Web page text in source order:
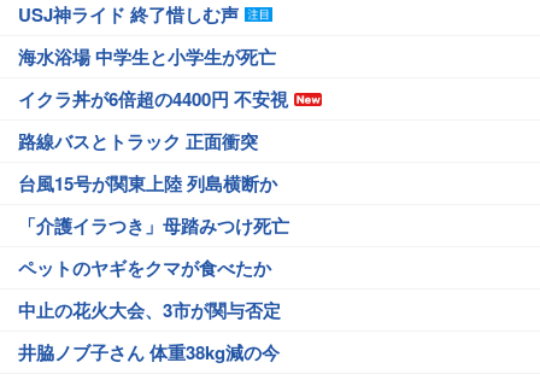
USJ神ライド 終了惜しむ声
海水浴場 中学生と小学生が死亡
イクラ丼が6倍超の4400円 不安視
路線バスとトラック 正面衝突
台風15号が関東上陸 列島横断か
「介護イラつき」母踏みつけ死亡
ペットのヤギをクマが食べたか
中止の花火大会、3市が関与否定
井脇ノブ子さん 体重38kg減の今